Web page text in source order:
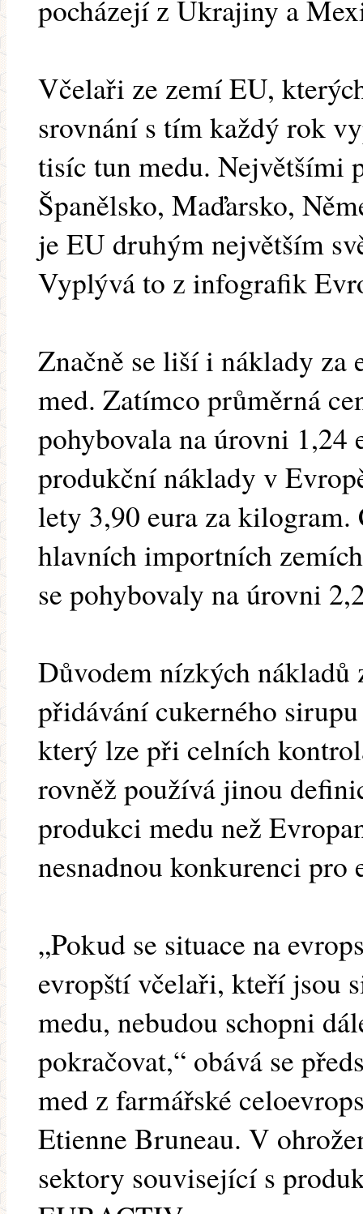
pocházejí z Ukrajiny a
Včelaři ze zemí EU,
srovnání s tím každý rok
tisíc tun medu. Největšími
Španělsko, Maďarsko,
je EU druhým největším
Vyplývá to z infografik
Značně se liší i náklady za
med. Zatímco průměrná
pohybovala na úrovni 1,24
produkční náklady v
lety 3,90 eura za kilogram.
hlavních importních
se pohybovaly na úrovni
Důvodem nízkých
přidávání cukerného
který lze při celních
rovněž používá jinou
produkci medu než
nesnadnou konkurenci pro
„Pokud se situace na
evropští včelaři, kteří jsou
medu, nebudou schopni
pokračovat,“ obává se
med z farmářské
Etienne Bruneau. V
sektory související s